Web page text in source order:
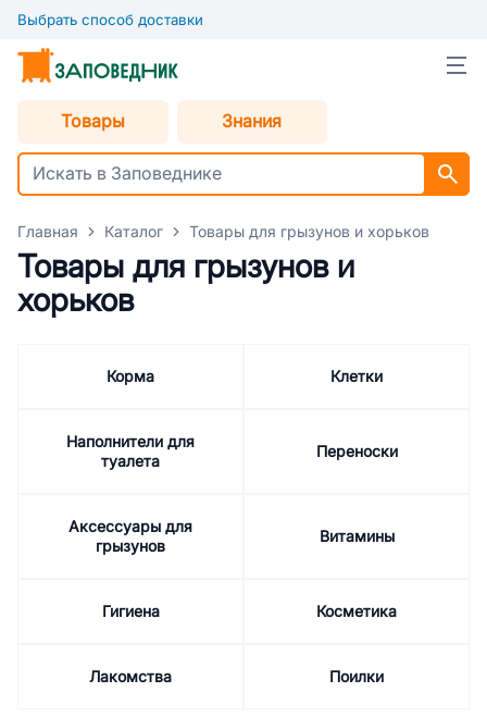
Выбрать способ доставки
Товары Знания
Главная Каталог Товары для грызунов и хорьков
Товары для грызунов и
хорьков
Корма Клетки
Наполнители для
туалета
Переноски
Аксессуары для
грызунов
Витамины
Гигиена Косметика
Лакомства Поилки